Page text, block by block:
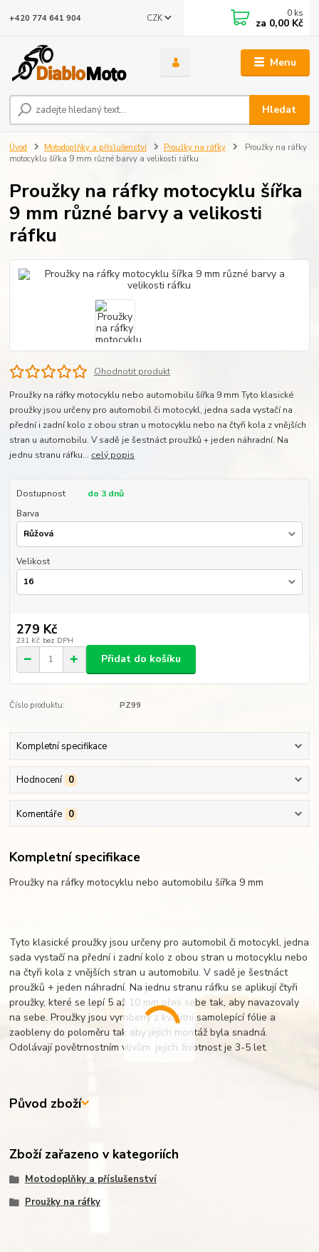
Menu
CZK
Hledat
+420 774 641 904 0 ks
za 0,00 Kč
Úvod Motodoplňky a příslušenství Proužky na ráfky
Proužky na ráfky
motocyklu šířka 9 mm různé barvy a velikosti ráfku
Proužky na ráfky motocyklu šířka
9 mm různé barvy a velikosti
ráfku
Ohodnotit produkt
Proužky na ráfky motocyklu nebo automobilu šířka 9 mm Tyto klasické
proužky jsou určeny pro automobil či motocykl, jedna sada vystačí na
přední i zadní kolo z obou stran u motocyklu nebo na čtyři kola z vnějších
stran u automobilu. V sadě je šestnáct proužků + jeden náhradní. Na
jednu stranu ráfku... celý popis
Dostupnost
do 3 dnů
Barva
Velikost
279 Kč
231 Kč bez DPH
Přidat do košíku
Číslo produktu: PZ99
Kompletní specifikace
Hodnocení 0
Komentáře 0
Kompletní specifikace
Proužky na ráfky motocyklu nebo automobilu šířka 9 mm
Tyto klasické proužky jsou určeny pro automobil či motocykl, jedna
sada vystačí na přední i zadní kolo z obou stran u motocyklu nebo
na čtyři kola z vnějších stran u automobilu. V sadě je šestnáct
proužků + jeden náhradní. Na jednu stranu ráfku se aplikují čtyři
proužky, které se lepí 5 až 10 mm přes sebe tak, aby navazovaly
na sebe. Proužky jsou vyrobeny z kvalitní samolepící fólie a
zaobleny do poloměru tak aby jejich montáž byla snadná.
Odolávají povětrnostním vlivům, jejich životnost je 3-5 let.
Původ zboží
Zboží zařazeno v kategoriích
Motodoplňky a příslušenství
Proužky na ráfky